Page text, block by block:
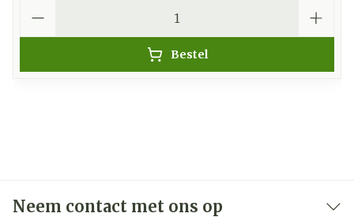
Bestel
Neem contact met ons op